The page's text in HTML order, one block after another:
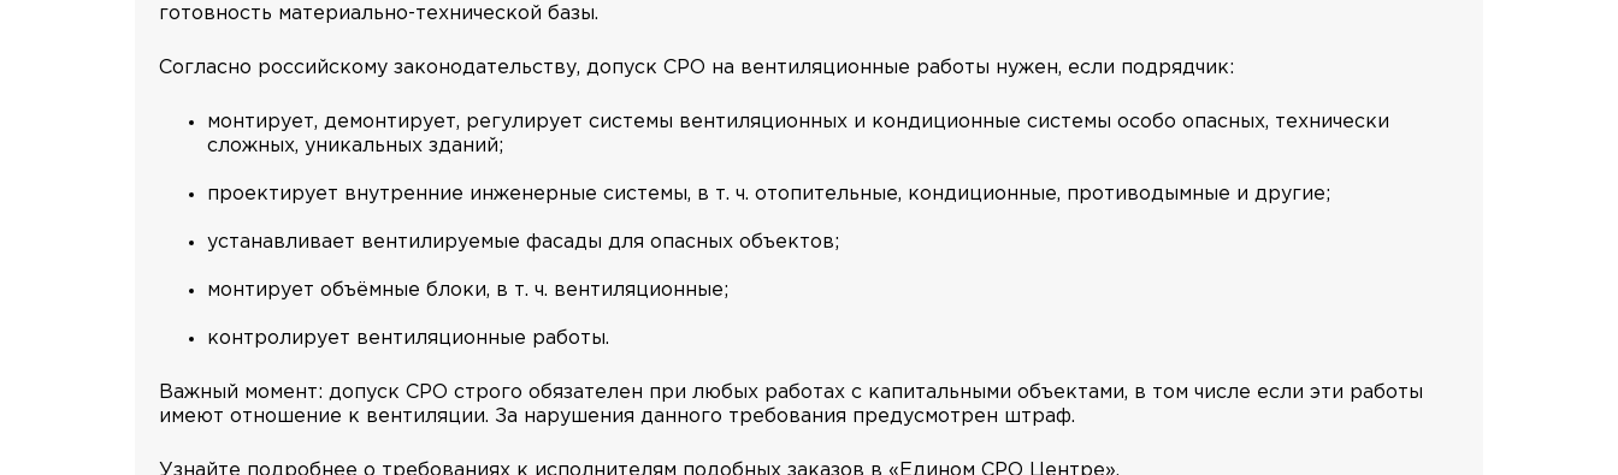
готовность материально-технической базы.
Согласно российскому законодательству, допуск СРО на вентиляционные работы нужен, если подрядчик:
монтирует, демонтирует, регулирует системы вентиляционных и кондиционные системы особо опасных, технически
сложных, уникальных зданий;
проектирует внутренние инженерные системы, в т. ч. отопительные, кондиционные, противодымные и другие;
устанавливает вентилируемые фасады для опасных объектов;
монтирует объёмные блоки, в т. ч. вентиляционные;
контролирует вентиляционные работы.
Важный момент: допуск СРО строго обязателен при любых работах с капитальными объектами, в том числе если эти работы
имеют отношение к вентиляции. За нарушения данного требования предусмотрен штраф.
Узнайте подробнее о требованиях к исполнителям подобных заказов в «Едином СРО Центре».